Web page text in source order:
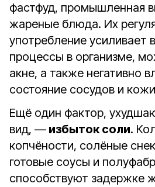
фастфуд, промышленная
жареные блюда. Их
употребление усиливает
процессы в организме,
акне, а также негативно
состояние сосудов и
Ещё один фактор,
вид, — избыток соли.
копчёности, солёные
готовые соусы и
способствуют задержке